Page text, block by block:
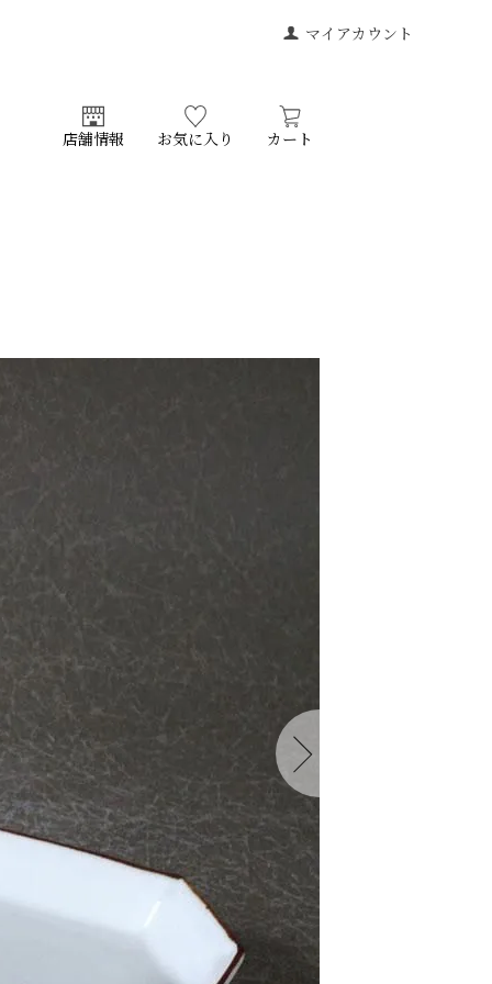
マイアカウント
店舗情報 お気に入り カート